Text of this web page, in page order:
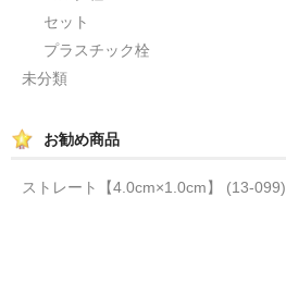
セット
プラスチック栓
未分類
お勧め商品
ストレート【4.0cm×1.0cm】 (13-099)